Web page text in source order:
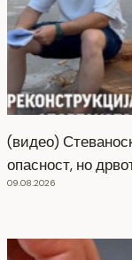
(видео)
опасност, но
09.08.2026